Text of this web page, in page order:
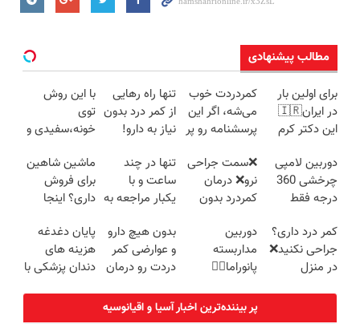
مطالب پیشنهادی
برای اولین بار
در ایران🇮🇷
این دکتر کرم
روزه ساخت!
کمردردت خوب
می‌شه، اگر این
پرسشنامه رو پر
تنها راه رهایی
از کمر درد بدون
نیاز به دارو!
با این روش
توی
خونه،سفیدی و
برگردون
(40%off)
دوربین لامپی
چرخشی 360
درجه فقط
🔥 پرداخت
درب منزل
❌سمت جراحی
نرو❌ درمان
کمردرد بدون
تنها در چند
ساعت و با
یکبار مراجعه به
ماشین شاهین
برای فروش
داری؟ اینجا
بفروش
کمر درد داری؟
جراحی نکنید❌
در منزل
دوربین
مداربسته
پانوراما👈🏻
360°و سازگار با
بدون هیچ دارو
و عوارضی کمر
دردت رو درمان
(پرسش‌نامه)
پایان دغدغه
هزینه های
دندان پزشکی با
پر بیننده‌ترین اخبار آسیا و اقیانوسیه